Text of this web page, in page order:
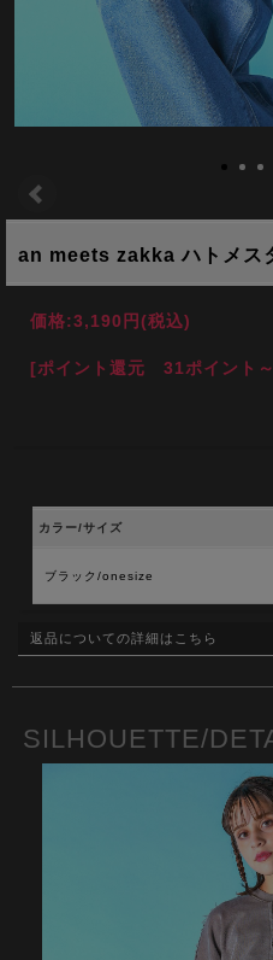
an meets zakka ハトメス
価格:3,190円(税込)
[ポイント還元 31ポイント
カラー/サイズ
ブラック/onesize
返品についての詳細はこちら
SILHOUETTE/